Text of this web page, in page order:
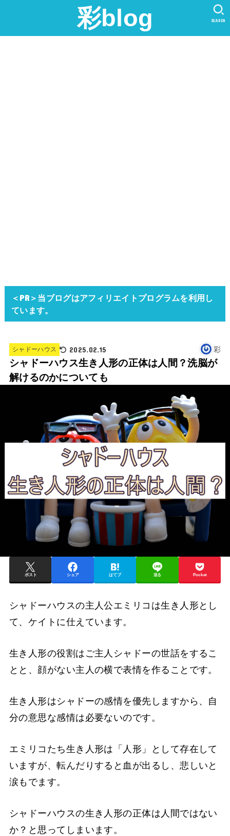
彩blog SEARCH
＜PR＞当ブログはアフィリエイトプログラムを利用し
ています。
シャドーハウス 2025.02.15 彩
シャドーハウス生き人形の正体は人間？洗脳が
解けるのかについても
ポスト シェア はてブ 送る Pocket
シャドーハウスの主人公エミリコは生き人形とし
て、ケイトに仕えています。
生き人形の役割はご主人シャドーの世話をするこ
とと、顔がない主人の横で表情を作ることです。
生き人形はシャドーの感情を優先しますから、自
分の意思な感情は必要ないのです。
エミリコたち生き人形は「人形」として存在して
いますが、転んだりすると血が出るし、悲しいと
涙もでます。
シャドーハウスの生き人形の正体は人間ではない
か？と思ってしまいます。